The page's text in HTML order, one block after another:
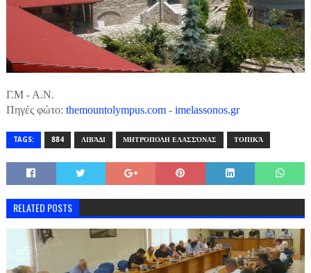
Γ.Μ - Α.Ν.
Πηγές φώτο: themountolympus.com-imelassonos.gr
TAGS: 884 ΛΙΒΆΔΙ ΜΗΤΡΌΠΟΛΗ ΕΛΑΣΣΌΝΑΣ ΤΟΠΙΚΆ
RELATED POSTS